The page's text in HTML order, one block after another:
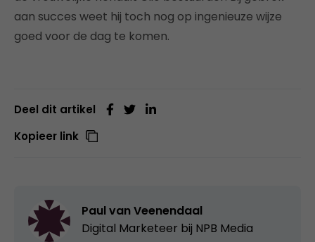
aan succes weet hij toch nog op ingenieuze wijze
goed voor de dag te komen.
Deel dit artikel
Kopieer link
Paul van Veenendaal
Digital Marketeer bij NPB Media